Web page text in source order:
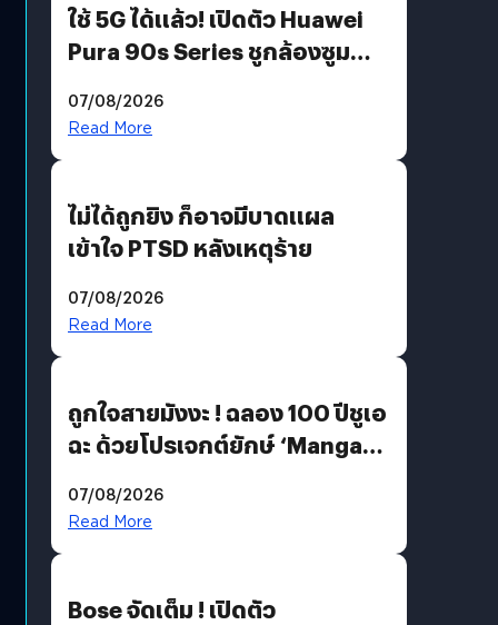
ใช้ 5G ได้แล้ว! เปิดตัว Huawei
Pura 90s Series ชูกล้องซูม
07/08/2026
Read More
ไม่ได้ถูกยิง ก็อาจมีบาดแผล
เข้าใจ PTSD หลังเหตุร้าย
07/08/2026
Read More
ถูกใจสายมังงะ ! ฉลอง 100 ปีชูเอ
ฉะ ด้วยโปรเจกต์ยักษ์ ‘Manga
มีภาษาไทยด้วย
07/08/2026
Read More
Bose จัดเต็ม ! เปิดตัว